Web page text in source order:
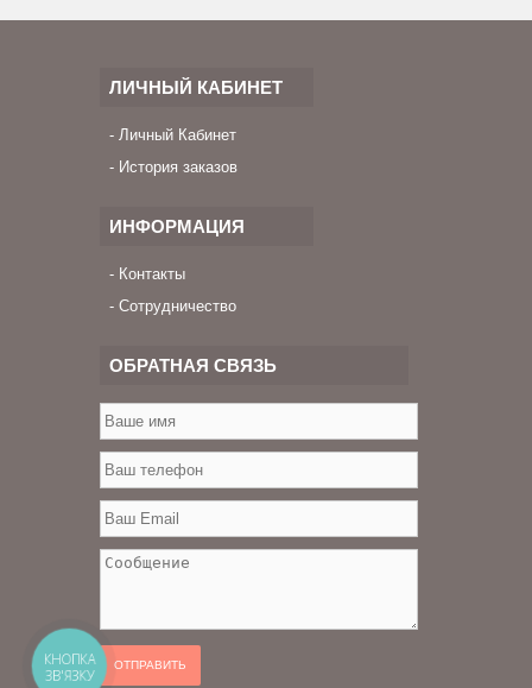
ЛИЧНЫЙ КАБИНЕТ
Личный Кабинет
История заказов
ИНФОРМАЦИЯ
Контакты
Сотрудничество
ОБРАТНАЯ СВЯЗЬ
ОТПРАВИТЬ
КНОПКА
ЗВ'ЯЗКУ